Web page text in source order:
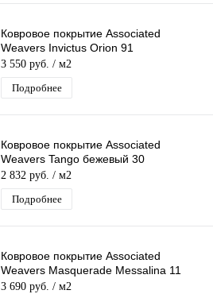
Ковровое покрытие Associated
Weavers Invictus Orion 91
3 550 руб. / м2
Подробнее
Ковровое покрытие Associated
Weavers Tango бежевый 30
2 832 руб. / м2
Подробнее
Ковровое покрытие Associated
Weavers Masquerade Messalina 11
3 690 руб. / м2